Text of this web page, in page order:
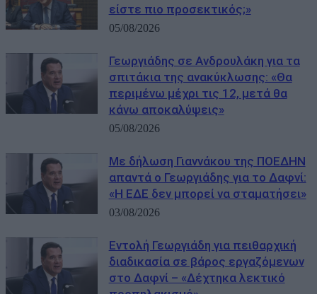
είστε πιο προσεκτικός;»
05/08/2026
Γεωργιάδης σε Ανδρουλάκη για τα
σπιτάκια της ανακύκλωσης: «Θα
περιμένω μέχρι τις 12, μετά θα
κάνω αποκαλύψεις»
05/08/2026
Με δήλωση Γιαννάκου της ΠΟΕΔΗΝ
απαντά ο Γεωργιάδης για το Δαφνί:
«Η ΕΔΕ δεν μπορεί να σταματήσει»
03/08/2026
Εντολή Γεωργιάδη για πειθαρχική
διαδικασία σε βάρος εργαζόμενων
στο Δαφνί – «Δέχτηκα λεκτικό